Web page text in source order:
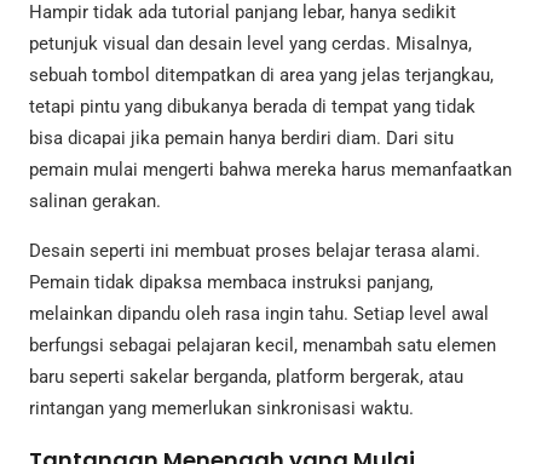
Hampir tidak ada tutorial panjang lebar, hanya sedikit
petunjuk visual dan desain level yang cerdas. Misalnya,
sebuah tombol ditempatkan di area yang jelas terjangkau,
tetapi pintu yang dibukanya berada di tempat yang tidak
bisa dicapai jika pemain hanya berdiri diam. Dari situ
pemain mulai mengerti bahwa mereka harus memanfaatkan
salinan gerakan.
Desain seperti ini membuat proses belajar terasa alami.
Pemain tidak dipaksa membaca instruksi panjang,
melainkan dipandu oleh rasa ingin tahu. Setiap level awal
berfungsi sebagai pelajaran kecil, menambah satu elemen
baru seperti sakelar berganda, platform bergerak, atau
rintangan yang memerlukan sinkronisasi waktu.